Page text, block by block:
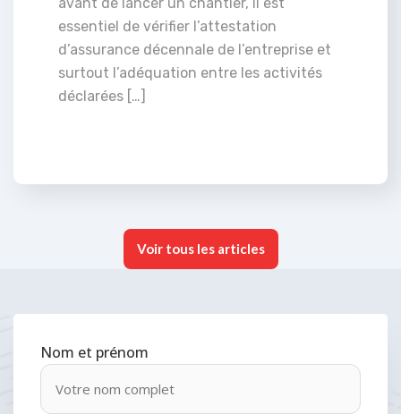
essentiel de vérifier l’attestation
d’assurance décennale de l’entreprise et
surtout l’adéquation entre les activités
déclarées […]
Voir tous les articles
Nom et prénom